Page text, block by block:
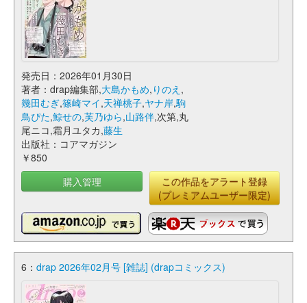
発売日：2026年01月30日
著者：drap編集部,大島かもめ, りのえ ,
幾田むぎ,篠崎マイ,天禅桃子,ヤナ岸,駒
鳥ぴた,鯨せの,芙乃ゆら,山路伴,次第,丸
尾ニコ,霜月ユタカ,藤生
出版社：コアマガジン
￥850
購入管理
この作品をアラート登録
(プレミアムユーザー限定)
6： drap 2026年02月号 [雑誌] (drapコミックス)